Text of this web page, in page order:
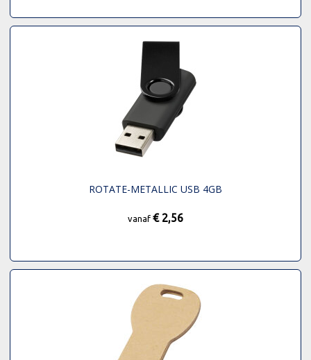
ROTATE-METALLIC USB 4GB
vanaf € 2,56